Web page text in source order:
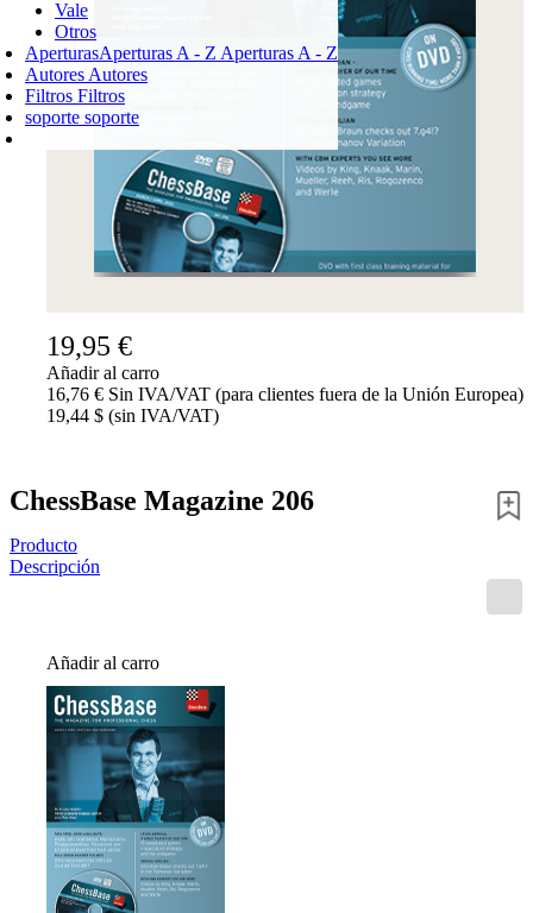
Vale
Otros
AperturasAperturas A - Z Aperturas A - Z
Autores Autores
Filtros Filtros
soporte soporte
Login
CARRO DE LA COMPRA
0
✔
19,95 €
Añadir al carro
16,76 € Sin IVA/VAT (para clientes fuera de la Unión Europea)
19,44 $ (sin IVA/VAT)
ChessBase Magazine 206
Producto
Descripción
Añadir al carro